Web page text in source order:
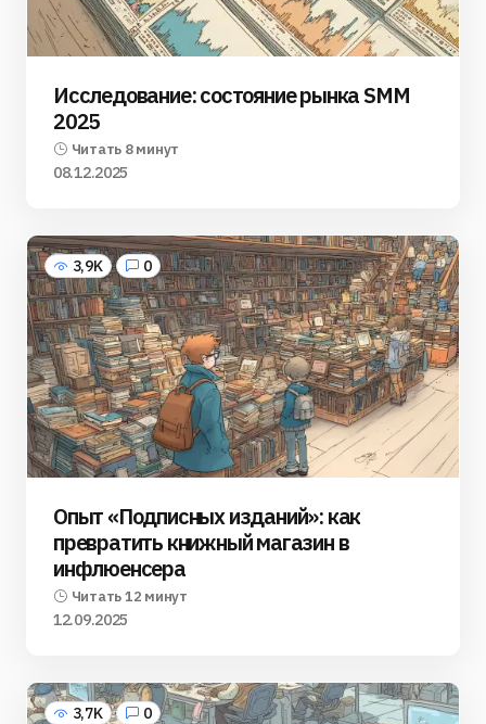
Исследование: состояние рынка SMM
2025
Читать 8 минут
08.12.2025
3,9K 0
Опыт «Подписных изданий»: как
превратить книжный магазин в
инфлюенсера
Читать 12 минут
12.09.2025
3,7K 0